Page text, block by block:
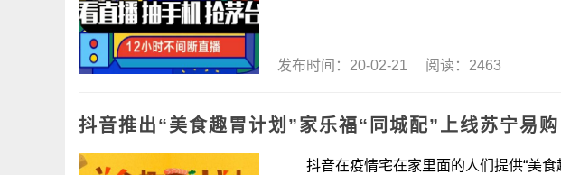
发布时间：20-02-21 阅读：2463
抖音推出“美食趣胃计划”家乐福“同城配”上线苏宁易购
抖音在疫情宅在家里面的人们提供“美食